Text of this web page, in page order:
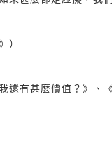
）
還有甚麼價值？》、